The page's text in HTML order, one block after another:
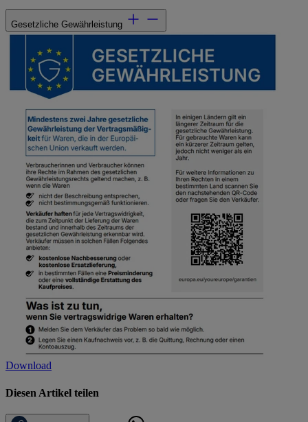
Gesetzliche Gewährleistung
Download
Diesen Artikel teilen